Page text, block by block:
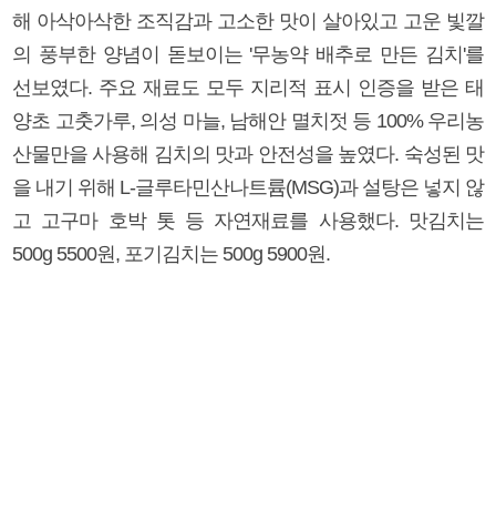
해 아삭아삭한 조직감과 고소한 맛이 살아있고 고운 빛깔
의 풍부한 양념이 돋보이는 '무농약 배추로 만든 김치'를
선보였다. 주요 재료도 모두 지리적 표시 인증을 받은 태
양초 고춧가루, 의성 마늘, 남해안 멸치젓 등 100% 우리농
산물만을 사용해 김치의 맛과 안전성을 높였다. 숙성된 맛
을 내기 위해 L-글루타민산나트륨(MSG)과 설탕은 넣지 않
고 고구마 호박 톳 등 자연재료를 사용했다. 맛김치는
500g 5500원, 포기김치는 500g 5900원.